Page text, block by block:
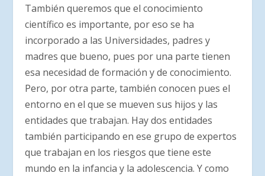
También queremos que el conocimiento
científico es importante, por eso se ha
incorporado a las Universidades, padres y
madres que bueno, pues por una parte tienen
esa necesidad de formación y de conocimiento.
Pero, por otra parte, también conocen pues el
entorno en el que se mueven sus hijos y las
entidades que trabajan. Hay dos entidades
también participando en ese grupo de expertos
que trabajan en los riesgos que tiene este
mundo en la infancia y la adolescencia. Y como